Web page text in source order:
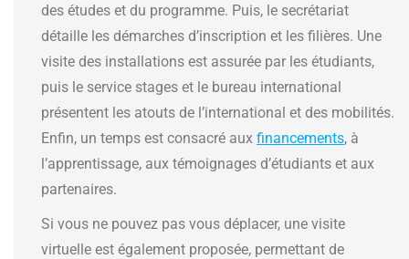
des études et du programme. Puis, le secrétariat
détaille les démarches d’inscription et les filières. Une
visite des installations est assurée par les étudiants,
puis le service stages et le bureau international
présentent les atouts de l’international et des mobilités.
Enfin, un temps est consacré aux financements, à
l’apprentissage, aux témoignages d’étudiants et aux
partenaires.
Si vous ne pouvez pas vous déplacer, une visite
virtuelle est également proposée, permettant de